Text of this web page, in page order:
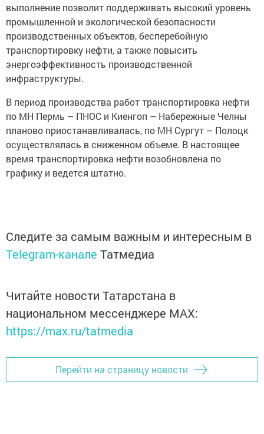
выполнение позволит поддерживать высокий уровень
промышленной и экологической безопасности
производственных объектов, бесперебойную
транспортировку нефти, а также повысить
энергоэффективность производственной
инфраструктуры.
В период производства работ транспортировка нефти
по МН Пермь – ПНОС и Киенгоп – Набережные Челны
планово приостанавливалась, по МН Сургут – Полоцк
осуществлялась в сниженном объеме. В настоящее
время транспортировка нефти возобновлена по
графику и ведется штатно.
Следите за самым важным и интересным в
Telegram-канале Татмедиа
Читайте новости Татарстана в
национальном мессенджере MАХ:
https://max.ru/tatmedia
Перейти на страницу новости